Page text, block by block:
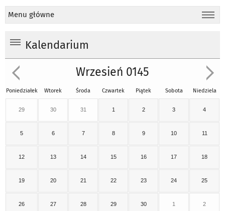
Menu główne
Kalendarium
Wrzesień 0145
Poniedziałek Wtorek Środa Czwartek Piątek Sobota Niedziela
29 30 31 1 2 3 4
5 6 7 8 9 10 11
12 13 14 15 16 17 18
19 20 21 22 23 24 25
26 27 28 29 30 1 2